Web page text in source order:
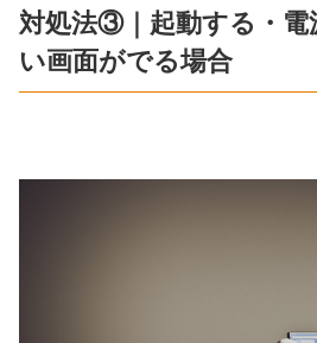
対処法③｜起動する・電
い画面がでる場合